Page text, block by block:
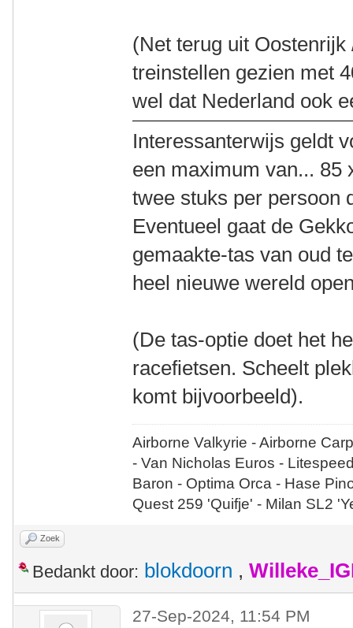
(Net terug uit
treinstellen gezien met
wel dat Nederland ook
Interessanterwijs geldt
een maximum van... 85
twee stuks per persoon
Eventueel gaat de
gemaakte-tas van oud
heel nieuwe wereld
(De tas-optie doet het
racefietsen. Scheelt
komt bijvoorbeeld).
Airborne Valkyrie - Airborne
- Van Nicholas Euros -
Baron - Optima Orca - Hase
Quest 259 'Quifje' - Milan SL2
Zoek
Bedankt door: blokdoorn ,
27-Sep-2024, 11:54 PM